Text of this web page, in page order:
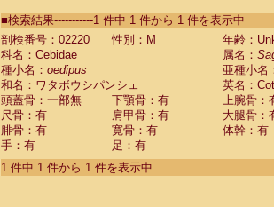
CebidaeSaguinus labiatus(0)
Cebidae Saguinus leucopus (0)
Cebidae
Cebidae
CebidaeSaguinus nigricollis (0)
Cebidae Saguinus oedipus
Cebidae Saguinus weddelli
Cebidae Saguinusspp.
Cebidae Aotus trivirgatus
Cebidae Cebus albifrons
■検索結果-----------1 件中 1 件から 1 件を表示中
剖検番号：02220
性別：M
年齢：
科名：Cebidae
属名：
種小名： oedipus
亜種小名
和名：ワタボウシパンシェ
英名：
頭蓋骨：一部無
下顎骨：有
上腕骨：
尺骨：有
肩甲骨：有
大腿骨：
腓骨：有
寛骨：有
体幹：有
手：有
足：有
1 件中 1 件から 1 件を表示中